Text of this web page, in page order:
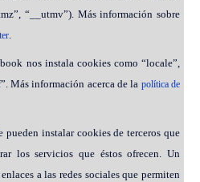
“__utmv”). Más información sobre
.
nos instala cookies como “locale”,
Más información acerca de la política de
pueden instalar cookies de terceros que
los servicios que éstos ofrecen. Un
a las redes sociales que permiten